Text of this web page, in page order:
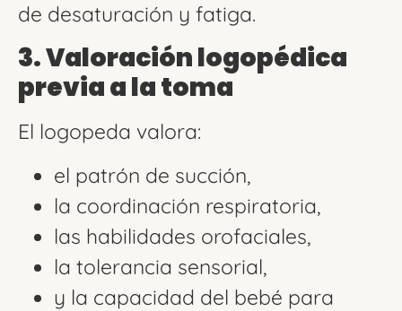
de desaturación y fatiga.
3. Valoración logopédica
previa a la toma
El logopeda valora:
el patrón de succión,
la coordinación respiratoria,
las habilidades orofaciales,
la tolerancia sensorial,
y la capacidad del bebé para